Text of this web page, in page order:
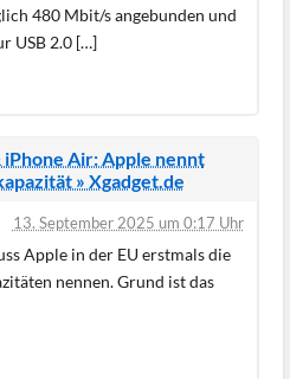
480 Mbit/s angebunden und
USB 2.0 […]
iPhone Air: Apple nennt
» Xgadget.de
13. September 2025 um 0:17 Uhr
Apple in der EU erstmals die
nennen. Grund ist das